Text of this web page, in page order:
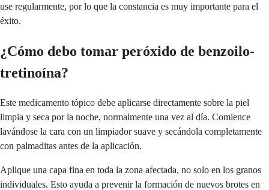
use regularmente, por lo que la constancia es muy importante para el
éxito.
¿Cómo debo tomar peróxido de benzoilo-
tretinoína?
Este medicamento tópico debe aplicarse directamente sobre la piel
limpia y seca por la noche, normalmente una vez al día. Comience
lavándose la cara con un limpiador suave y secándola completamente
con palmaditas antes de la aplicación.
Aplique una capa fina en toda la zona afectada, no solo en los granos
individuales. Esto ayuda a prevenir la formación de nuevos brotes en